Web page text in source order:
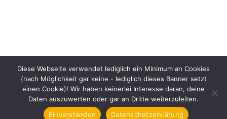
Copyright © 2026 Johanna Benden. All rights reserved.
Diese Webseite verwendet lediglich ein Minimum an Cookies
(nach Möglichkeit gar keine - lediglich dieses Banner setzt
einen Cookie)! Wir haben keinerlei Interesse daran, deine
Daten auszuwerten oder gar an Dritte weiterzuleiten.
Einverstanden
Datenschutzerklärung